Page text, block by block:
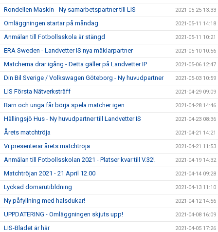
Rondellen Maskin - Ny samarbetspartner till LIS 2021-05-25 13:33
Omläggningen startar på måndag 2021-05-11 14:18
Anmälan till Fotbollsskola är stängd 2021-05-11 10:21
ERA Sweden - Landvetter IS nya mäklarpartner 2021-05-10 10:56
Matcherna drar igång - Detta gäller på Landvetter IP 2021-05-06 12:47
Din Bil Sverige / Volkswagen Göteborg - Ny huvudpartner 2021-05-03 10:59
LIS Första Nätverksträff 2021-04-29 09:09
Barn och unga får börja spela matcher igen 2021-04-28 14:46
Hällingsjö Hus - Ny huvudpartner till Landvetter IS 2021-04-23 08:36
Årets matchtröja 2021-04-21 14:21
Vi presenterar årets matchtröja 2021-04-21 11:53
Anmälan till Fotbollsskolan 2021 - Platser kvar till V.32! 2021-04-19 14:32
Matchtröjan 2021 - 21 April 12.00 2021-04-14 09:28
Lyckad domarutibldning 2021-04-13 11:10
Ny påfyllning med halsdukar! 2021-04-12 14:56
UPPDATERING - Omläggningen skjuts upp! 2021-04-08 16:09
LIS-Bladet är här 2021-04-05 17:26